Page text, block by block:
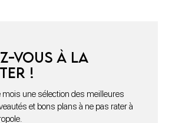
vous à la
!
mois une sélection des meilleures
et bons plans à ne pas rater à